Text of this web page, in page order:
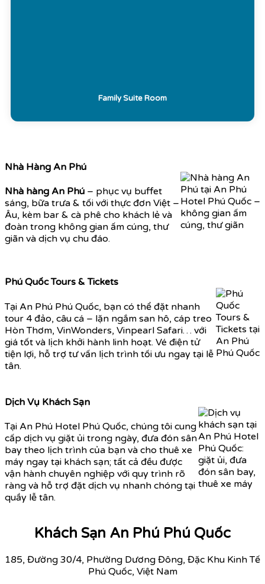
Family Suite Room
Nhà Hàng An Phú
Nhà hàng An Phú – phục vụ buffet
sáng, bữa trưa & tối với thực đơn Việt –
Âu, kèm bar & cà phê cho khách lẻ và
đoàn trong không gian ấm cúng, thư
giãn và dịch vụ chu đáo.
Phú Quốc Tours & Tickets
Tại An Phú Phú Quốc, bạn có thể đặt nhanh
tour 4 đảo, câu cá – lặn ngắm san hô, cáp treo
Hòn Thơm, VinWonders, Vinpearl Safari… với
giá tốt và lịch khởi hành linh hoạt. Vé điện tử
tiện lợi, hỗ trợ tư vấn lịch trình tối ưu ngay tại lễ
tân.
Dịch Vụ Khách Sạn
Tại An Phú Hotel Phú Quốc, chúng tôi cung
cấp dịch vụ giặt ủi trong ngày, đưa đón sân
bay theo lịch trình của bạn và cho thuê xe
máy ngay tại khách sạn; tất cả đều được
vận hành chuyên nghiệp với quy trình rõ
ràng và hỗ trợ đặt dịch vụ nhanh chóng tại
quầy lễ tân.
Khách Sạn An Phú Phú Quốc
185, Đường 30/4, Phường Dương Đông, Đặc Khu Kinh Tế
Phú Quốc, Việt Nam